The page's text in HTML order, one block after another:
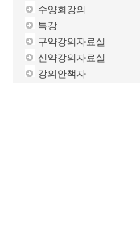
수양회강의
특강
구약강의자료실
신약강의자료실
강의안책자